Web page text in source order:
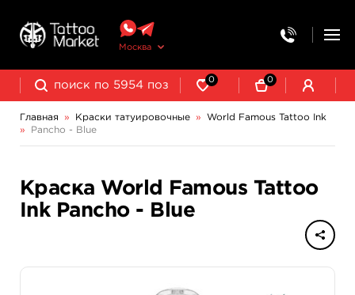
Москва
0 0
Главная » Краски татуировочные »
World Famous Tattoo Ink
»
Pancho - Blue
Краска World Famous Tattoo
Ink Pancho - Blue